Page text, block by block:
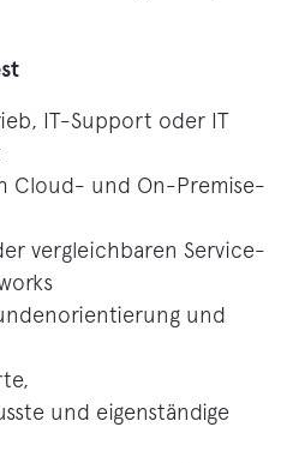
IT-Support oder IT
Cloud- und On-Premise-
vergleichbaren Service-
und
und eigenständige